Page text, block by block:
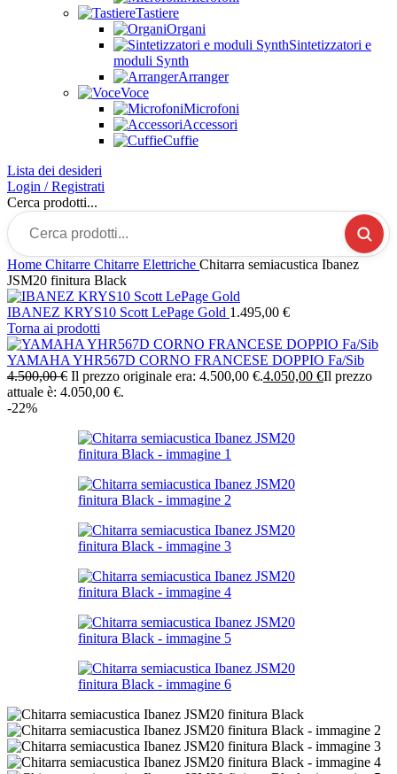
Tastiere
Organi
Sintetizzatori e
moduli Synth
Arranger
Voce
Microfoni
Accessori
Cuffie
Lista dei desideri
Login / Registrati
Cerca prodotti...
Home Chitarre Chitarre Elettriche Chitarra semiacustica Ibanez
JSM20 finitura Black
IBANEZ KRYS10 Scott LePage Gold 1.495,00 €
Torna ai prodotti
YAMAHA YHR567D CORNO FRANCESE DOPPIO Fa/Sib
4.500,00€ Il prezzo originale era: 4.500,00 €.4.050,00 €Il prezzo
attuale è: 4.050,00 €.
-22%